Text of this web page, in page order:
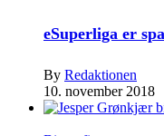
eSuperliga er
By Redaktionen
10. november 2018